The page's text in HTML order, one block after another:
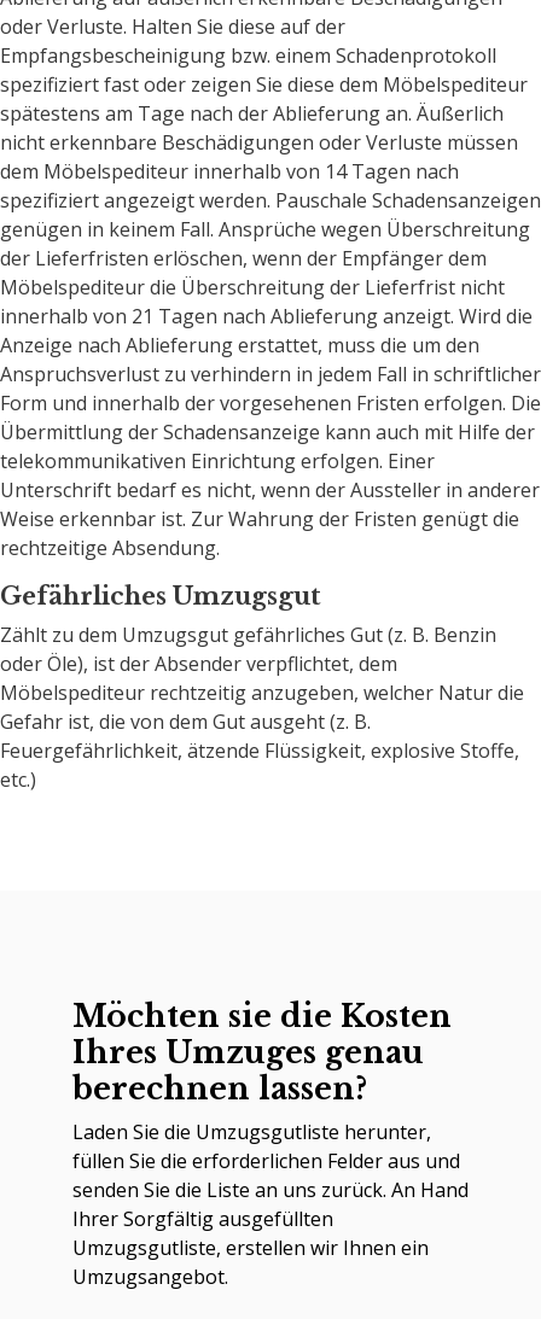
oder Verluste. Halten Sie diese auf der
Empfangsbescheinigung bzw. einem Schadenprotokoll
spezifiziert fast oder zeigen Sie diese dem Möbelspediteur
spätestens am Tage nach der Ablieferung an. Äußerlich
nicht erkennbare Beschädigungen oder Verluste müssen
dem Möbelspediteur innerhalb von 14 Tagen nach
spezifiziert angezeigt werden. Pauschale Schadensanzeigen
genügen in keinem Fall. Ansprüche wegen Überschreitung
der Lieferfristen erlöschen, wenn der Empfänger dem
Möbelspediteur die Überschreitung der Lieferfrist nicht
innerhalb von 21 Tagen nach Ablieferung anzeigt. Wird die
Anzeige nach Ablieferung erstattet, muss die um den
Anspruchsverlust zu verhindern in jedem Fall in schriftlicher
Form und innerhalb der vorgesehenen Fristen erfolgen. Die
Übermittlung der Schadensanzeige kann auch mit Hilfe der
telekommunikativen Einrichtung erfolgen. Einer
Unterschrift bedarf es nicht, wenn der Aussteller in anderer
Weise erkennbar ist. Zur Wahrung der Fristen genügt die
rechtzeitige Absendung.
Gefährliches Umzugsgut
Zählt zu dem Umzugsgut gefährliches Gut (z. B. Benzin
oder Öle), ist der Absender verpflichtet, dem
Möbelspediteur rechtzeitig anzugeben, welcher Natur die
Gefahr ist, die von dem Gut ausgeht (z. B.
Feuergefährlichkeit, ätzende Flüssigkeit, explosive Stoffe,
etc.)
Möchten sie die Kosten
Ihres Umzuges genau
berechnen lassen?
Laden Sie die Umzugsgutliste herunter,
füllen Sie die erforderlichen Felder aus und
senden Sie die Liste an uns zurück. An Hand
Ihrer Sorgfältig ausgefüllten
Umzugsgutliste, erstellen wir Ihnen ein
Umzugsangebot.